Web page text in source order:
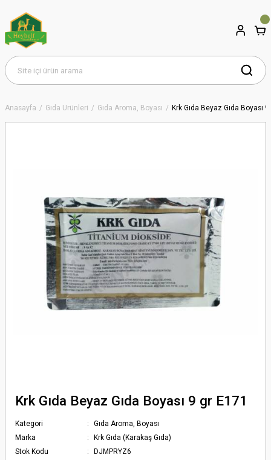
Anasayfa Gıda Ürünleri Gıda Aroma, Boyası Krk Gıda Beyaz Gıda Boyası
Krk Gıda Beyaz Gıda Boyası 9 gr E171
Kategori
Gıda Aroma, Boyası
Marka
Krk Gıda (Karakaş Gıda)
Stok Kodu
DJMPRYZ6